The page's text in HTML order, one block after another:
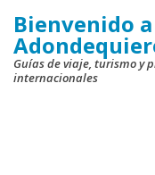
Saltar
contenido
Bienvenido a
Guías de viaje, turismo y
internacionales